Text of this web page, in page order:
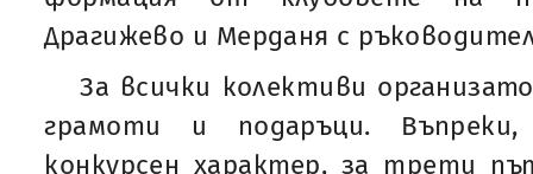
Драгижево и Мерданя с
За всички колективи
грамоти и подаръци.
конкурсен характер, за трети